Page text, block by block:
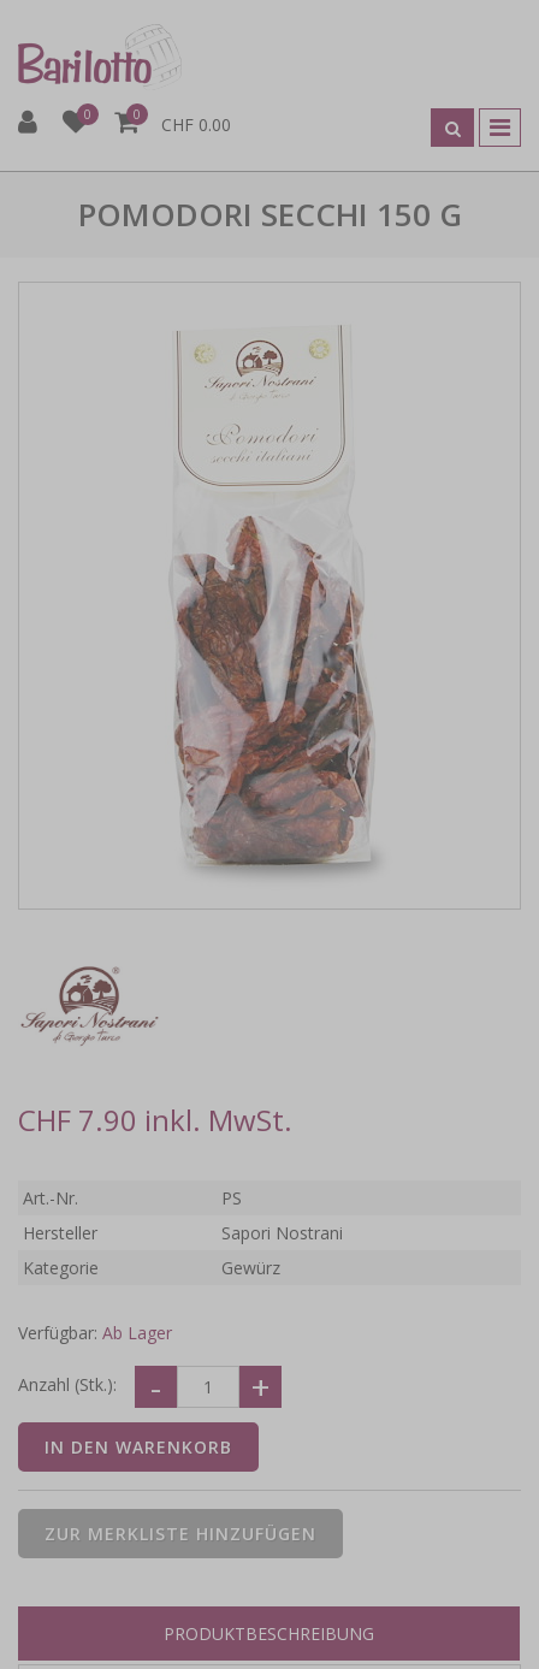
0 0 CHF 0.00
POMODORI SECCHI 150 G
CHF 7.90 inkl. MwSt.
Art.-Nr.
PS
Hersteller
Sapori Nostrani
Kategorie
Gewürz
Verfügbar: Ab Lager
Anzahl (Stk.):
PRODUKTBESCHREIBUNG